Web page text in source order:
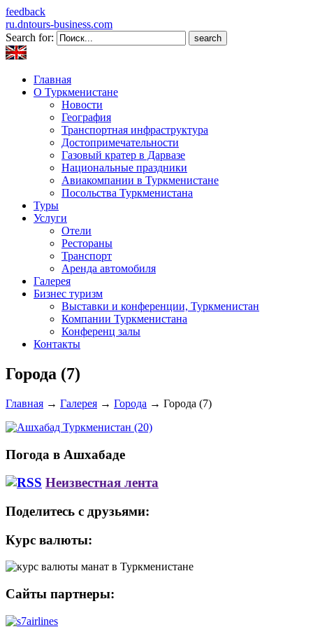
feedback
ru.dntours-business.com
Search for:
Главная
О Туркменистане
Новости
География
Транспортная инфраструктура
Достопримечательности
Газовый кратер в Дарвазе
Национальные праздники
Авиакомпании в Туркменистане
Посольства Туркменистана
Туры
Услуги
Отели
Рестораны
Транспорт
Аренда автомобиля
Галерея
Бизнес туризм
Выставки и конференции, Туркменистан
Компании Туркменистана
Конференц залы
Контакты
Города (7)
Главная → Галерея → Города → Города (7)
Погода в Ашхабаде
Неизвестная лента
Поделитесь с друзьями:
Курс валюты:
Сайты партнеры: